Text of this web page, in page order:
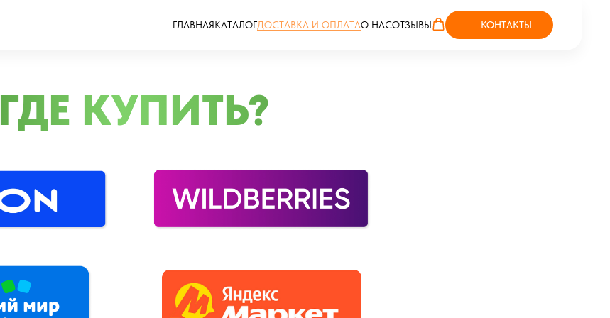
ГЛАВНАЯКАТАЛОГДОСТАВКА И ОПЛАТАО НАСОТЗЫВЫ КОНТАКТЫ
ГДЕ КУПИТЬ?